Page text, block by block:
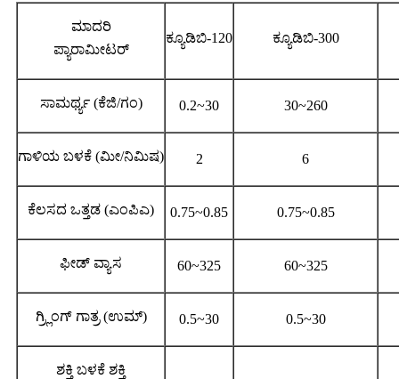
ಮಾದರಿ
ಪ್ಯಾರಾಮೀಟರ್
ಕ್ಯೂಡಿಬಿ-120 ಕ್ಯೂಡಿಬಿ-300
ಸಾಮರ್ಥ್ಯ (ಕೆಜಿ/ಗಂ) 0.2~30 30~260
ಗಾಳಿಯ ಬಳಕೆ (ಮೀ/ನಿಮಿಷ) 2 6
ಕೆಲಸದ ಒತ್ತಡ (ಎಂಪಿಎ) 0.75~0.85 0.75~0.85
ಫೀಡ್ ವ್ಯಾಸ 60~325 60~325
ಗ್ರ್ಲಿಂಗ್ ಗಾತ್ರ (ಉಮ್) 0.5~30 0.5~30
ಶಕ್ತಿ ಬಳಕೆ ಶಕ್ತಿ